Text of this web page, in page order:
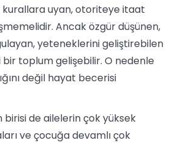
kurallara uyan, otoriteye itaat
Ancak özgür düşünen,
yeteneklerini geliştirebilen
toplum gelişebilir. O nedenle
değil hayat becerisi
birisi de ailelerin çok yüksek
ve çocuğa devamlı çok